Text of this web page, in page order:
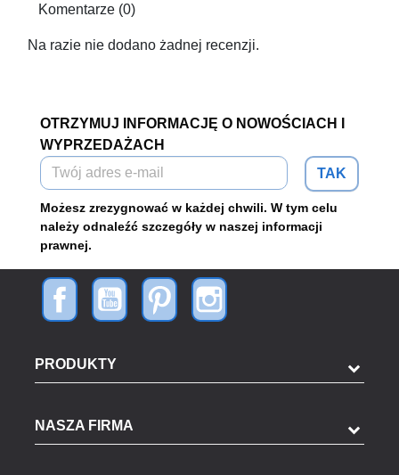
Komentarze (0)
Na razie nie dodano żadnej recenzji.
OTRZYMUJ INFORMACJĘ O NOWOŚCIACH I
WYPRZEDAŻACH
TAK
Możesz zrezygnować w każdej chwili. W tym celu
należy odnaleźć szczegóły w naszej informacji
prawnej.
PRODUKTY
NASZA FIRMA